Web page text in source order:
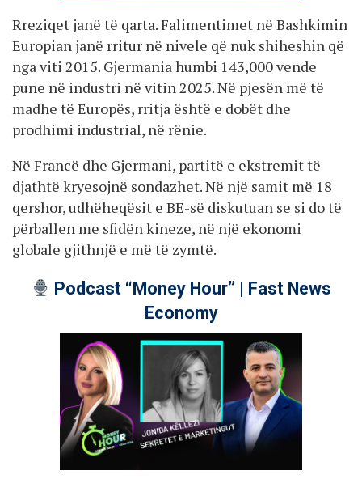
Rreziqet janë të qarta. Falimentimet në Bashkimin
Europian janë rritur në nivele që nuk shiheshin që
nga viti 2015. Gjermania humbi 143,000 vende
pune në industri në vitin 2025. Në pjesën më të
madhe të Europës, rritja është e dobët dhe
prodhimi industrial, në rënie.
Në Francë dhe Gjermani, partitë e ekstremit të
djathtë kryesojnë sondazhet. Në një samit më 18
qershor, udhëheqësit e BE-së diskutuan se si do të
përballen me sfidën kineze, në një ekonomi
globale gjithnjë e më të zymtë.
Podcast “Money Hour” | Fast News
Economy